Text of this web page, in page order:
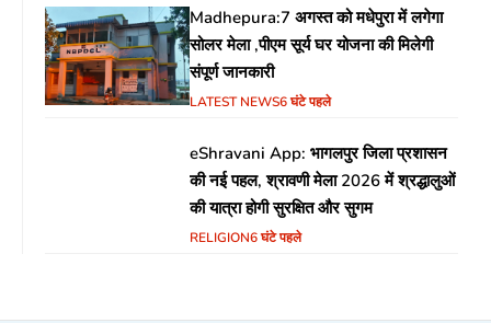
Madhepura:7 अगस्त को मधेपुरा में लगेगा
सोलर मेला ,पीएम सूर्य घर योजना की मिलेगी
संपूर्ण जानकारी
LATEST NEWS6 घंटे पहले
eShravani App: भागलपुर जिला प्रशासन
की नई पहल, श्रावणी मेला 2026 में श्रद्धालुओं
की यात्रा होगी सुरक्षित और सुगम
RELIGION6 घंटे पहले